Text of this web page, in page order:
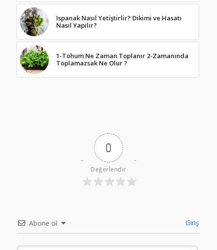
Ispanak Nasıl Yetiştirlir? Dikimi ve Hasatı
Nasıl Yapılır?
1-Tohum Ne Zaman Toplanır 2-Zamanında
Toplamazsak Ne Olur ?
0
Değerlendir
Abone ol Giriş